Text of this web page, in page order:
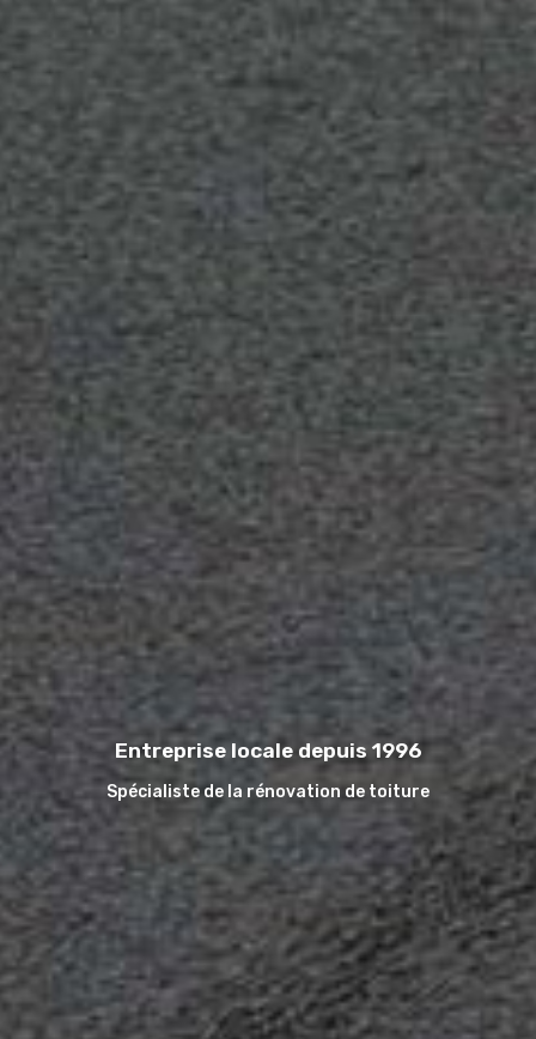
Entreprise locale depuis 1996
Spécialiste de la rénovation de toiture